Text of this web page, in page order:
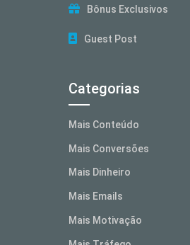
Bônus Exclusivos
Guest Post
Categorias
Mais Conteúdo
Mais Conversões
Mais Dinheiro
Mais Emails
Mais Motivação